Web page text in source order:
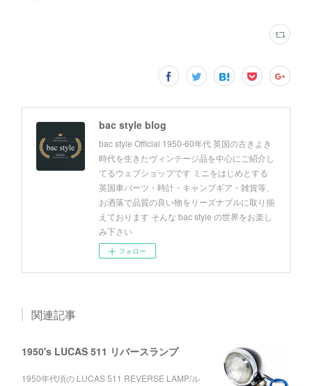
bac style blog
bac style Official 1950-60年代 英国の古きよき
時代を生きたヴィンテージ品を中心にご紹介し
てるウェブショップです ミニをはじめとする
英国車パーツ・時計・キャンプギア・雑貨等、
お洒落で品質の良い物をリーズナブルに取り揃
えております そんな bac style の世界をお楽し
み下さい
フォロー
関連記事
1950's LUCAS 511 リバースランプ
1950年代頃の LUCAS 511 REVERSE LAMP/ル